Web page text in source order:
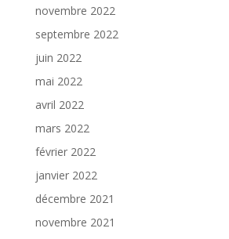
novembre 2022
septembre 2022
juin 2022
mai 2022
avril 2022
mars 2022
février 2022
janvier 2022
décembre 2021
novembre 2021